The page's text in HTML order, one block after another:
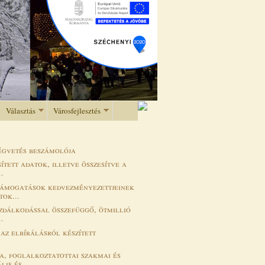
Választás Városfejlesztés
beszámolója
adatok, illetve összesítve a
kedvezményezettjeinek
összefüggő, ötmillió
az elbírálásról készített
foglalkoztatottai szakmai és